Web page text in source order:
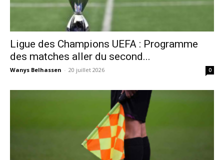
Ligue des Champions UEFA : Programme
des matches aller du second...
Wanys Belhassen - 20 juillet 2026 0